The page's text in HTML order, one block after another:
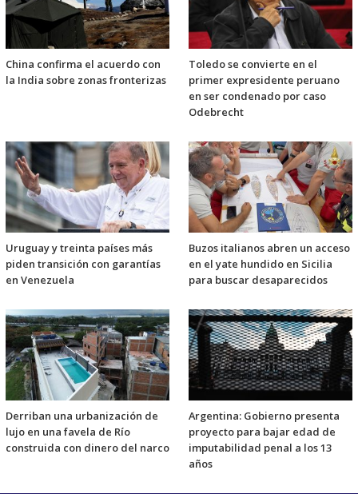
China confirma el acuerdo con
la India sobre zonas fronterizas
Toledo se convierte en el
primer expresidente peruano
en ser condenado por caso
Odebrecht
Uruguay y treinta países más
piden transición con garantías
en Venezuela
Buzos italianos abren un acceso
en el yate hundido en Sicilia
para buscar desaparecidos
Derriban una urbanización de
lujo en una favela de Río
construida con dinero del narco
Argentina: Gobierno presenta
proyecto para bajar edad de
imputabilidad penal a los 13
años